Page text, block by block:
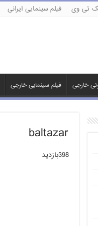
تی وی فیلم سینمایی ایرانی
خارجی فیلم سینمایی خارجی
baltazar
398بازدید